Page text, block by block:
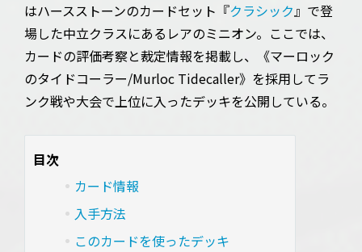
はハースストーンのカードセット『クラシック』で登
場した中立クラスにあるレアのミニオン。ここでは、
カードの評価考察と裁定情報を掲載し、《マーロック
のタイドコーラー/Murloc Tidecaller》を採用してラ
ンク戦や大会で上位に入ったデッキを公開している。
目次
カード情報
入手方法
このカードを使ったデッキ